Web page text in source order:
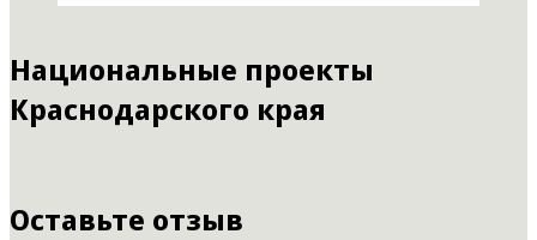
Национальные проекты
Краснодарского края
Оставьте отзыв